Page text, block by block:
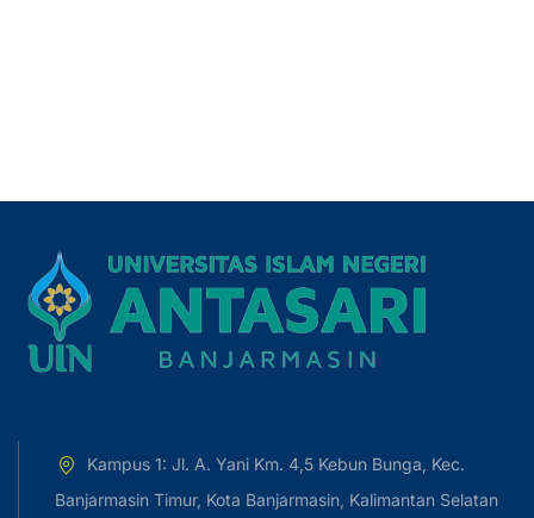
Kampus 1: Jl. A. Yani Km. 4,5 Kebun Bunga, Kec.
Banjarmasin Timur, Kota Banjarmasin, Kalimantan Selatan